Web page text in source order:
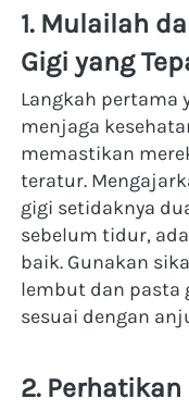
1. Mulailah
Gigi yang
Langkah pertama
menjaga
memastikan
teratur.
gigi setidaknya
sebelum tidur,
baik. Gunakan
lembut dan pasta
sesuai dengan
2.